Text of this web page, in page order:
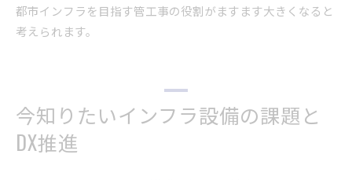
都市インフラを目指す管工事の役割がますます大きくなると
考えられます。
今知りたいインフラ設備の課題と
DX推進